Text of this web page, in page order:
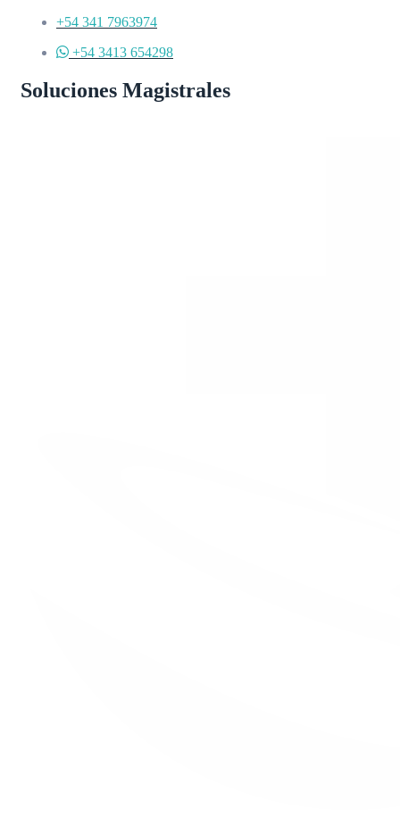
+54 341 7963974
+54 3413 654298
Soluciones Magistrales